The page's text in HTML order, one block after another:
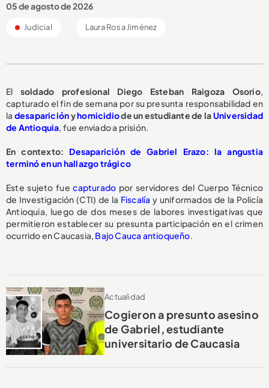
05 de agosto de 2026
Judicial Laura Rosa Jiménez
El soldado profesional Diego Esteban Raigoza Osorio,
capturado el fin de semana por su presunta responsabilidad en
la desapariciónyhomicidiode un estudiante de laUniversidad
de Antioquia, fue enviado a prisión.
En contexto: Desaparición de Gabriel Erazo: la angustia
terminó en un hallazgo trágico
Este sujeto fuecapturado por servidores del Cuerpo Técnico
de Investigación (CTI) de la Fiscalía y uniformados de la Policía
Antioquia, luego de dos meses de labores investigativas que
permitieron establecer su presunta participación en el crimen
ocurrido en Caucasia, Bajo Cauca antioqueño.
Actualidad
Cogieron a presunto asesino
de Gabriel, estudiante
universitario de Caucasia